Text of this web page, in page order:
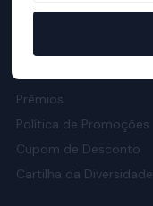
Prêmios
Política de Promoções
Cupom de Desconto
Cartilha da Diversidade